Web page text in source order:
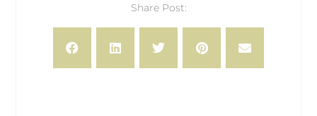
Share Post: